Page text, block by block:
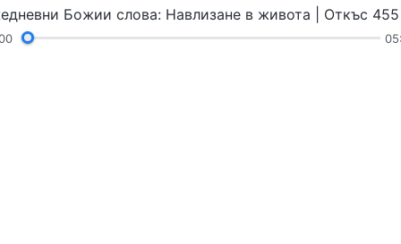
Божии слова: Навлизане в живота | Откъс 455